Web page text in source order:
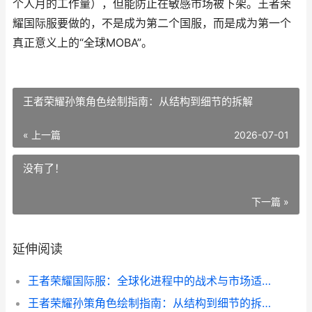
个人月的工作量），但能防止在敏感市场被下架。王者荣
耀国际服要做的，不是成为第二个国服，而是成为第一个
真正意义上的“全球MOBA”。
王者荣耀孙策角色绘制指南：从结构到细节的拆解
« 上一篇 2026-07-01
没有了！
下一篇 »
延伸阅读
王者荣耀国际服：全球化进程中的战术与市场适配
王者荣耀孙策角色绘制指南：从结构到细节的拆解